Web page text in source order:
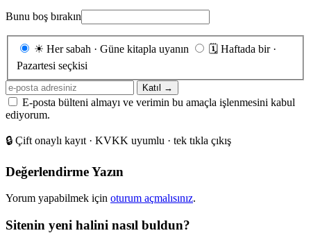
Bunu boş bırakın
Gönderim
☀ Her sabah · Güne kitapla uyanın 🗓 Haftada bir ·
Pazartesi seçkisi
E-
posta
adresiniz
Katıl →
E-posta bülteni almayı ve verimin bu amaçla işlenmesini kabul
ediyorum.
🔒 Çift onaylı kayıt · KVKK uyumlu · tek tıkla çıkış
Değerlendirme Yazın
Yorum yapabilmek için oturum açmalısınız.
Sitenin yeni halini nasıl buldun?